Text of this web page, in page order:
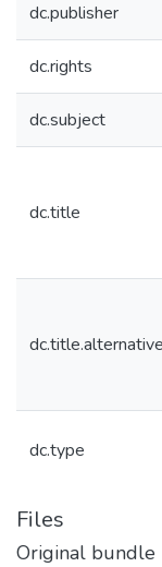
dc.publisher
dc.rights
dc.subject
dc.title
dc.title.alternative
dc.type
Files
Original bundle